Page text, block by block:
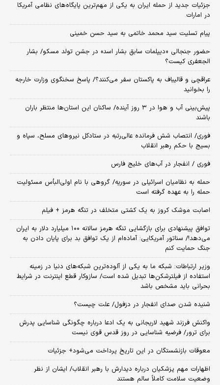
جزئیات جدید از حمله ایران به یکی از مهم‌ترین پایگاه‌های نظامی آمریکا
در امارات
پیام تسلیت سید محمد خاتمی به سید حسن خمینی
حضور جنجالی «دیپلمات سابق بشار اسد» در جشن تولد مسکو/ بشار
الجعفری کیست؟
عراقچی و قالیباف به پاکستان سفر می‌کنند؟/ پاسخ سخنگوی وزارت خارجه
را بخوانید
پیش‌بینی آب و هوا در ۳ روز آینده/ ساکنان این استان‌ها منتظر باران
باشند
فوری/ انتصاب شش فرمانده عالی‌رتبه در ستادکل نیروهای مسلح، سپاه و
بسیج با حکم رهبر انقلاب
فوری / انفجار در آب‌های خلیج فارس
حمله به نظامیان اسرائیلی در سوریه/ گروهی با نام اولی‌البأس مسئولیت
حمله را به عهده گرفته است
اصابت موشک کروز به یک کشتی متخلف در تنگه هرمز + فیلم
توافق پیشنهادی برای بازگشایی تنگه هرمز سالانه ۱۰۰ میلیارد دلار به ایران
می‌دهد!/ سناتور آمریکایی: آماده‌ام از یک توافق بد برای پایان دادن به
جنگ حمایت کنم
وزیر ارتباطات: شبکه ما به یکی از آلوده‌ترین شبکه‌های دنیا در زمینه
استفاده از فیلترشکن‌ها تبدیل شده است/ سازوکار قطع اینترنت در شرایط
بحرانی باید مشخص باشد
شنیده شدن صدای انفجار در دزفول/ علت چیست؟
واکنش فرزند شهید لاریجانی به یک ادعا درباره چگونگی شناسایی پدرش
برای ترور/ فرضیه شناسایی در روز قدس قوی نیست
معوقات بازنشستگان در این تاریخ پرداخت می‌شود+ جزئیات
اظهارات مهم پزشکیان درباره دیدارش با رهبر انقلاب/ ایشان از نظر
وضعیت سلامت کاملاً سالم هستند